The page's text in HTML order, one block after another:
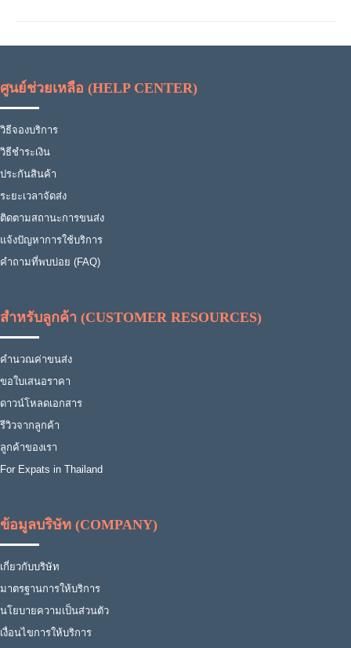
ศูนย์ช่วยเหลือ (HELP CENTER)
วิธีจองบริการ
วิธีชำระเงิน
ประกันสินค้า
ระยะเวลาจัดส่ง
ติดตามสถานะการขนส่ง
แจ้งปัญหาการใช้บริการ
คำถามที่พบบ่อย (FAQ)
สำหรับลูกค้า (CUSTOMER RESOURCES)
คำนวณค่าขนส่ง
ขอใบเสนอราคา
ดาวน์โหลดเอกสาร
รีวิวจากลูกค้า
ลูกค้าของเรา
For Expats in Thailand
ข้อมูลบริษัท (COMPANY)
เกี่ยวกับบริษัท
มาตรฐานการให้บริการ
นโยบายความเป็นส่วนตัว
เงื่อนไขการให้บริการ